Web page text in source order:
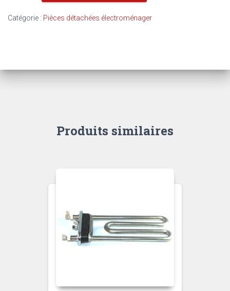
KITCHENAID
Catégorie : Pièces détachées électroménager
Produits similaires